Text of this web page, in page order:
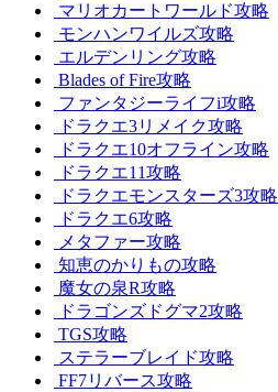
マリオカートワールド攻略
モンハンワイルズ攻略
エルデンリング攻略
Blades of Fire攻略
ファンタジーライフi攻略
ドラクエ3リメイク攻略
ドラクエ10オフライン攻略
ドラクエ11攻略
ドラクエモンスターズ3攻略
ドラクエ6攻略
メタファー攻略
知恵のかりもの攻略
魔女の泉R攻略
ドラゴンズドグマ2攻略
TGS攻略
ステラーブレイド攻略
FF7リバース攻略